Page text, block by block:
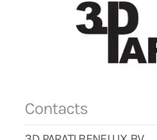
Contacts